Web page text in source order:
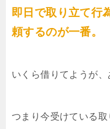
即日で取り立て行
頼するのが一番。
いくら借りてようが、
つまり今受けている